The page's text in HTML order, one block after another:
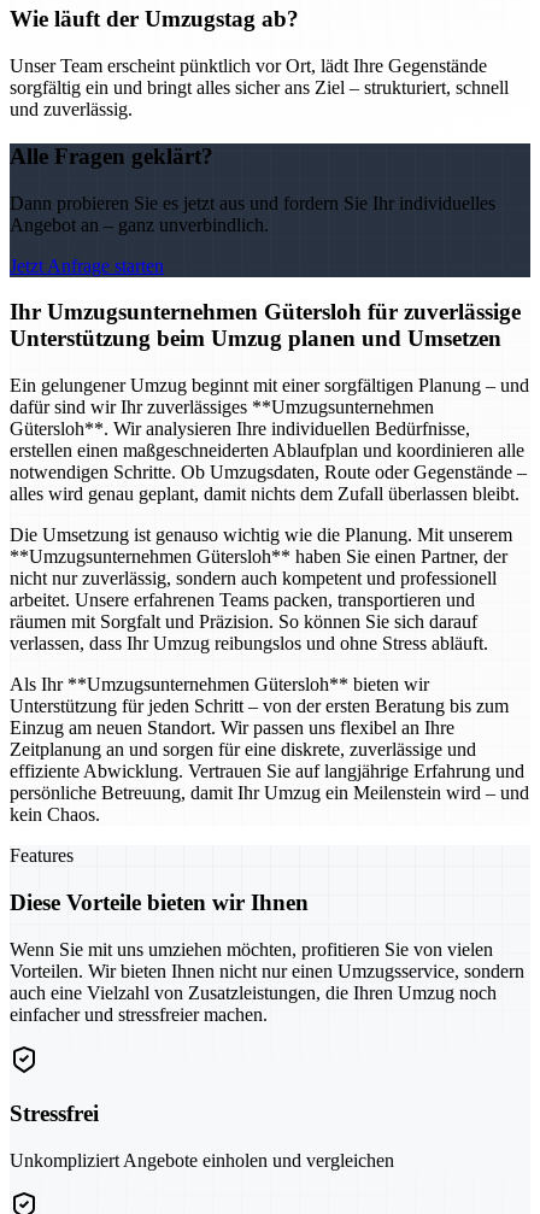
Wie läuft der Umzugstag ab?
Unser Team erscheint pünktlich vor Ort, lädt Ihre Gegenstände
sorgfältig ein und bringt alles sicher ans Ziel – strukturiert, schnell
und zuverlässig.
Alle Fragen geklärt?
Dann probieren Sie es jetzt aus und fordern Sie Ihr individuelles
Angebot an – ganz unverbindlich.
Jetzt Anfrage starten
Ihr Umzugsunternehmen Gütersloh für zuverlässige
Unterstützung beim Umzug planen und Umsetzen
Ein gelungener Umzug beginnt mit einer sorgfältigen Planung – und
dafür sind wir Ihr zuverlässiges **Umzugsunternehmen
Gütersloh**. Wir analysieren Ihre individuellen Bedürfnisse,
erstellen einen maßgeschneiderten Ablaufplan und koordinieren alle
notwendigen Schritte. Ob Umzugsdaten, Route oder Gegenstände –
alles wird genau geplant, damit nichts dem Zufall überlassen bleibt.
Die Umsetzung ist genauso wichtig wie die Planung. Mit unserem
**Umzugsunternehmen Gütersloh** haben Sie einen Partner, der
nicht nur zuverlässig, sondern auch kompetent und professionell
arbeitet. Unsere erfahrenen Teams packen, transportieren und
räumen mit Sorgfalt und Präzision. So können Sie sich darauf
verlassen, dass Ihr Umzug reibungslos und ohne Stress abläuft.
Als Ihr **Umzugsunternehmen Gütersloh** bieten wir
Unterstützung für jeden Schritt – von der ersten Beratung bis zum
Einzug am neuen Standort. Wir passen uns flexibel an Ihre
Zeitplanung an und sorgen für eine diskrete, zuverlässige und
effiziente Abwicklung. Vertrauen Sie auf langjährige Erfahrung und
persönliche Betreuung, damit Ihr Umzug ein Meilenstein wird – und
kein Chaos.
Features
Diese Vorteile bieten wir Ihnen
Wenn Sie mit uns umziehen möchten, profitieren Sie von vielen
Vorteilen. Wir bieten Ihnen nicht nur einen Umzugsservice, sondern
auch eine Vielzahl von Zusatzleistungen, die Ihren Umzug noch
einfacher und stressfreier machen.
Stressfrei
Unkompliziert Angebote einholen und vergleichen